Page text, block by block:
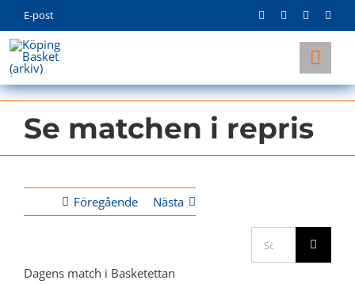
to
content
E-post
KLUBBEN
LAG
Se matchen i repris
Föregående Nästa
Dagens match i Basketettan